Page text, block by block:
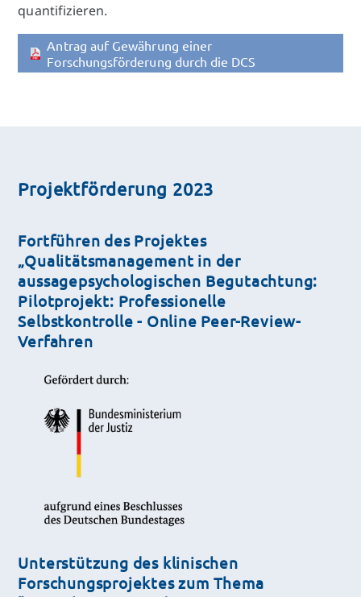
quantifizieren.
Antrag auf Gewährung einer
Forschungsförderung durch die DCS
Projektförderung 2023
Fortführen des Projektes
„Qualitätsmanagement in der
aussagepsychologischen Begutachtung:
Pilotprojekt: Professionelle
Selbstkontrolle - Online Peer-Review-
Verfahren
Unterstützung des klinischen
Forschungsprojektes zum Thema